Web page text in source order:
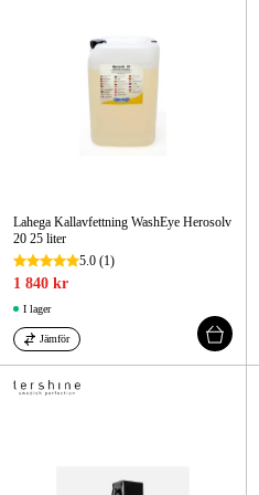
Lahega Kallavfettning WashEye Herosolv
20 25 liter
5.0 (1)
1 840 kr
I lager
Jämför